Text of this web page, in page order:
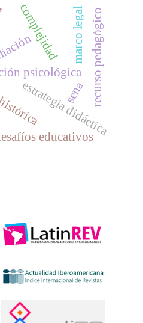
psicológica recurso pedagógico
estrategia didáctica
complejidad
educativos
sena
marco legal